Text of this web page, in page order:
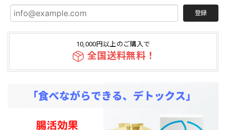
登録
10,000円以上のご購入で
全国送料無料！